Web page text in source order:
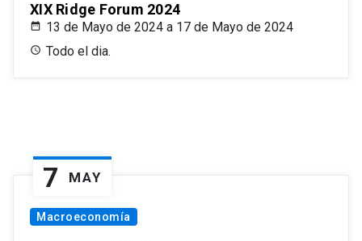
XIX Ridge Forum 2024
13 de Mayo de 2024 a 17 de Mayo de 2024
Todo el dia.
7 MAY
Macroeconomía